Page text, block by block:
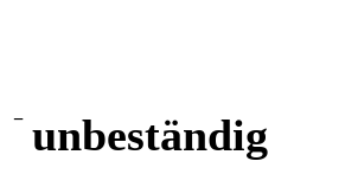
− unbeständig